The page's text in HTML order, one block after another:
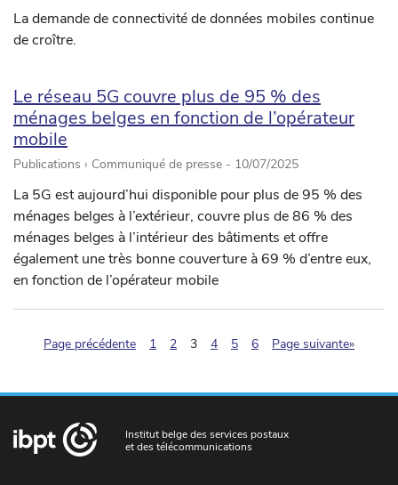
La demande de connectivité de données mobiles continue
de croître.
Le réseau 5G couvre plus de 95 % des
ménages belges en fonction de l’opérateur
mobile
Publications › Communiqué de presse - 10/07/2025
La 5G est aujourd’hui disponible pour plus de 95 % des
ménages belges à l’extérieur, couvre plus de 86 % des
ménages belges à l’intérieur des bâtiments et offre
également une très bonne couverture à 69 % d’entre eux,
en fonction de l’opérateur mobile
Page précédente 1 2 3(pagination.current)
4 5 6 Page suivante»
Institut belge des services postaux
et des télécommunications